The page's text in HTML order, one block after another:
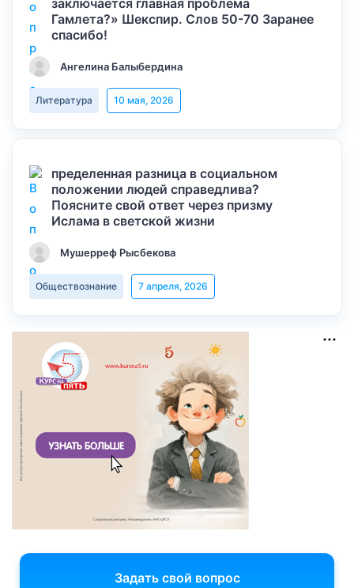
заключается главная проблема
Гамлета?» Шекспир. Слов 50-70 Заранее
спасибо!
Ангелина Балыбердина
Литература 10 мая, 2026
пределенная разница в социальном
положении людей справедлива?
Поясните свой ответ через призму
Ислама в светской жизни
Мушерреф Рысбекова
Обществознание 7 апреля, 2026
Задать свой вопрос